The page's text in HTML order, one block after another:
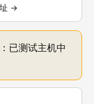
→
已测试主机中